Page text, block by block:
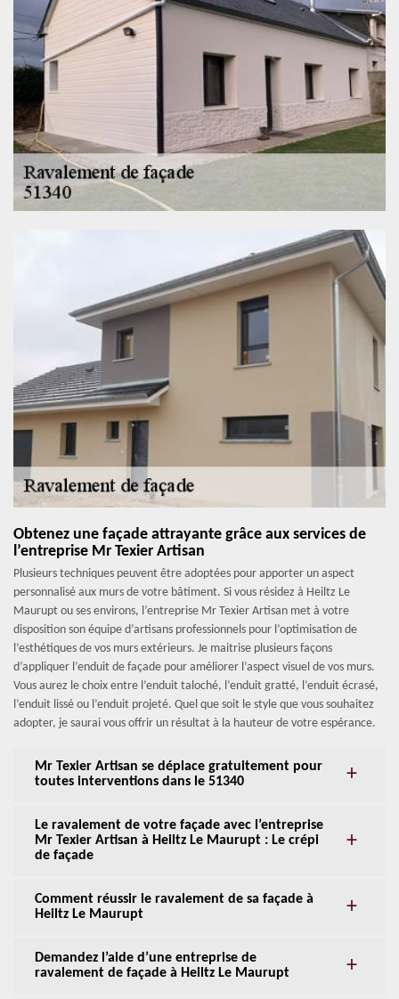
Obtenez une façade attrayante grâce aux services de
l’entreprise Mr Texier Artisan
Plusieurs techniques peuvent être adoptées pour apporter un aspect
personnalisé aux murs de votre bâtiment. Si vous résidez à Heiltz Le
Maurupt ou ses environs, l’entreprise Mr Texier Artisan met à votre
disposition son équipe d’artisans professionnels pour l’optimisation de
l’esthétiques de vos murs extérieurs. Je maitrise plusieurs façons
d’appliquer l’enduit de façade pour améliorer l’aspect visuel de vos murs.
Vous aurez le choix entre l’enduit taloché, l’enduit gratté, l’enduit écrasé,
l’enduit lissé ou l’enduit projeté. Quel que soit le style que vous souhaitez
adopter, je saurai vous offrir un résultat à la hauteur de votre espérance.
Mr Texier Artisan se déplace gratuitement pour
toutes interventions dans le 51340
Le ravalement de votre façade avec l’entreprise
Mr Texier Artisan à Heiltz Le Maurupt : Le crépi
de façade
Comment réussir le ravalement de sa façade à
Heiltz Le Maurupt
Demandez l’aide d’une entreprise de
ravalement de façade à Heiltz Le Maurupt